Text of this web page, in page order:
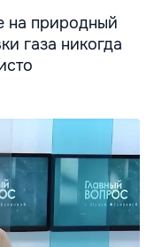
на природный
газа никогда